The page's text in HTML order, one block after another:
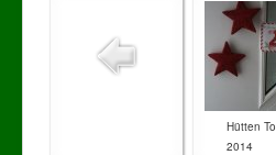
Hütten
2014